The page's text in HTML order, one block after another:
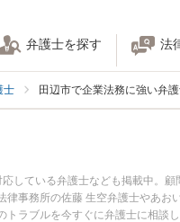
弁護士を探す 法
士 田辺市で企業法務に強い弁
している弁護士なども掲載中。
事務所の佐藤 生空弁護士やあお
ラブルを今すぐに弁護士に相談